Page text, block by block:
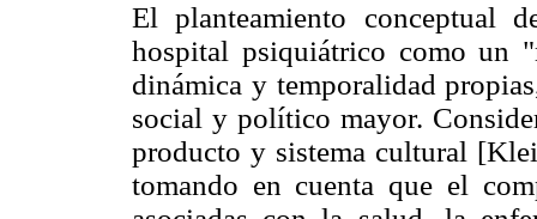
El planteamiento conceptual
hospital psiquiátrico como un
dinámica y temporalidad
social y político mayor.
producto y sistema cultural
tomando en cuenta que el